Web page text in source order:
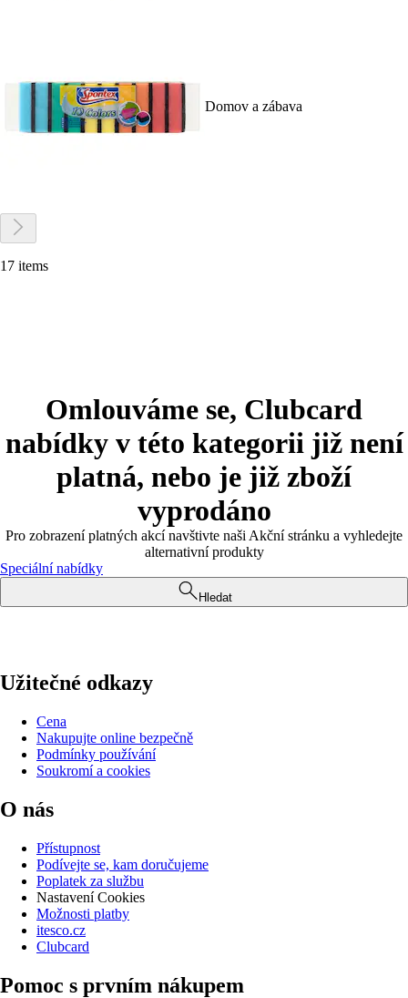
Domov a zábava
17 items
Omlouváme se, Clubcard
nabídky v této kategorii již není
platná, nebo je již zboží
vyprodáno
Pro zobrazení platných akcí navštivte naši Akční stránku a vyhledejte
alternativní produkty
Speciální nabídky
Hledat
Užitečné odkazy
Cena
Nakupujte online bezpečně
Podmínky používání
Soukromí a cookies
O nás
Přístupnost
Podívejte se, kam doručujeme
Poplatek za službu
Nastavení Cookies
Možnosti platby
itesco.cz
Clubcard
Pomoc s prvním nákupem